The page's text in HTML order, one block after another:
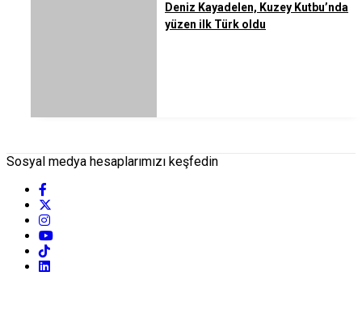
Deniz Kayadelen, Kuzey Kutbu’nda
yüzen ilk Türk oldu
Sosyal medya hesaplarımızı keşfedin